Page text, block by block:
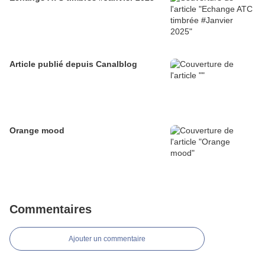
Article publié depuis Canalblog
Orange mood
Commentaires
Ajouter un commentaire